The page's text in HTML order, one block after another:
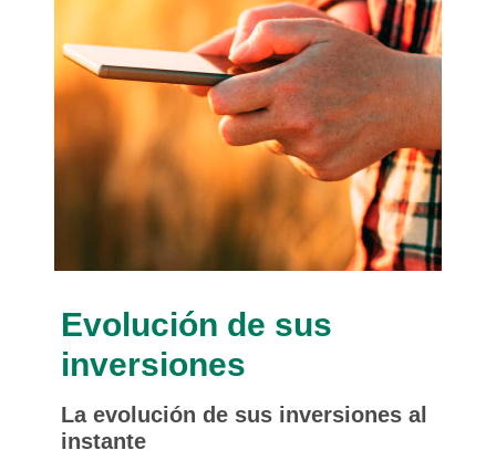
Evolución de sus
inversiones
La evolución de sus inversiones al
instante